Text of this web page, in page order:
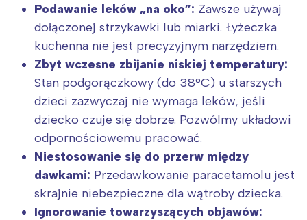
Podawanie leków „na oko”: Zawsze używaj
dołączonej strzykawki lub miarki. Łyżeczka
kuchenna nie jest precyzyjnym narzędziem.
Zbyt wczesne zbijanie niskiej temperatury:
Stan podgorączkowy (do 38°C) u starszych
dzieci zazwyczaj nie wymaga leków, jeśli
dziecko czuje się dobrze. Pozwólmy układowi
odpornościowemu pracować.
Niestosowanie się do przerw między
dawkami: Przedawkowanie paracetamolu jest
skrajnie niebezpieczne dla wątroby dziecka.
Ignorowanie towarzyszących objawów: